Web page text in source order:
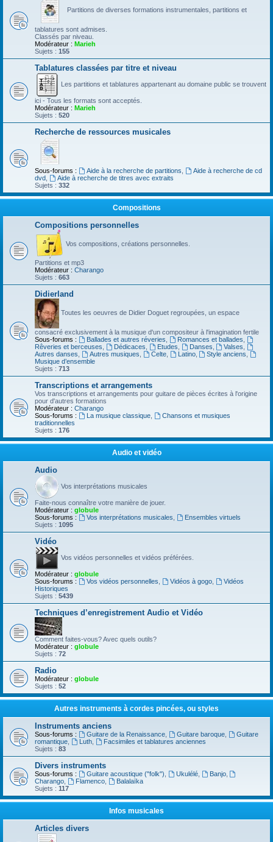
Partitions de diverses formations instrumentales, partitions et
tablatures sont admises.
Classés par niveau.
Modérateur : Marieh
Sujets : 155
Tablatures classées par titre et niveau
Les partitions et tablatures appartenant au domaine public se trouvent
ici - Tous les formats sont acceptés.
Modérateur : Marieh
Sujets : 520
Recherche de ressources musicales
Sous-forums : Aide à la recherche de partitions
Aide à recherche de cd
dvd
Aide à recherche de titres avec extraits
Sujets : 332
Compositions
Compositions personnelles
Vos compositions, créations personnelles.
Partitions et mp3
Modérateur : Charango
Sujets : 663
Didierland
Toutes les oeuvres de Didier Doguet regroupées, un espace
consacré exclusivement à la musique d'un compositeur à l'imagination fertile
Sous-forums :
Ballades et autres réveries Romances et ballades
Rêveries et berceuses
Dédicaces Etudes Danses Valses
Autres danses
Autres musiques Celte, Latino, Style anciens
Musique d’ensemble
Sujets : 713
Transcriptions et arrangements
Vos transcriptions et arrangements pour guitare de pièces écrites à l'origine
pour d'autres formations
Modérateur : Charango
Sous-forums :
La musique classique,
Chansons et musiques
traditionnelles
Sujets : 176
Audio et vidéo
Audio
Vos interprétations musicales
Faite-nous connaître votre manière de jouer.
Modérateur : globule
Sous-forums :
Vos interprétations musicales
Ensembles virtuels
Sujets : 1095
Vidéo
Vos vidéos personnelles et vidéos préférées.
Modérateur : globule
Sous-forums :
Vos vidéos personnelles Vidéos à gogo,
Vidéos
Historiques
Sujets : 5439
Techniques d’enregistrement Audio et Vidéo
Comment faites-vous? Avec quels outils?
Modérateur : globule
Sujets : 72
Radio
Modérateur : globule
Sujets : 52
Autres instruments à cordes pincées, ou styles
Instruments anciens
Sous-forums : Guitare de la Renaissance, Guitare baroque,
Guitare
romantique
Luth,
Facsimiles et tablatures anciennes
Sujets : 83
Divers instruments
Sous-forums : Guitare acoustique ("folk") Ukulélé, Banjo,
Charango
Flamenco,
Balalaïka
Sujets : 117
Infos musicales
Articles divers